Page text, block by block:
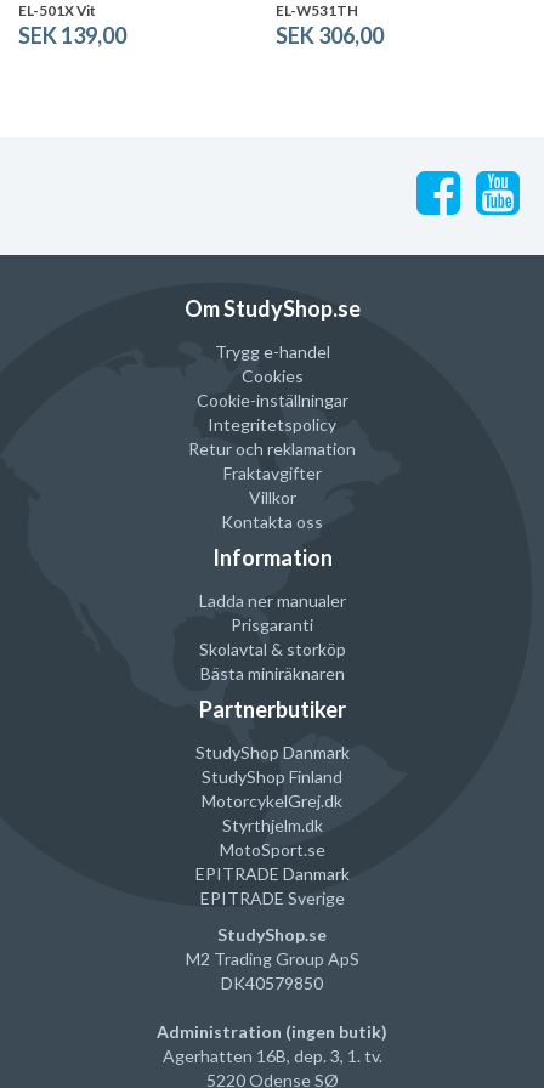
EL-501X Vit
SEK 139,00
EL-W531TH
SEK 306,00
Om StudyShop.se
Trygg e-handel
Cookies
Cookie-inställningar
Integritetspolicy
Retur och reklamation
Fraktavgifter
Villkor
Kontakta oss
Information
Ladda ner manualer
Prisgaranti
Skolavtal & storköp
Bästa miniräknaren
Partnerbutiker
StudyShop Danmark
StudyShop Finland
MotorcykelGrej.dk
Styrthjelm.dk
MotoSport.se
EPITRADE Danmark
EPITRADE Sverige
StudyShop.se
M2 Trading Group ApS
DK40579850
Administration (ingen butik)
Agerhatten 16B, dep. 3, 1. tv.
5220 Odense SØ